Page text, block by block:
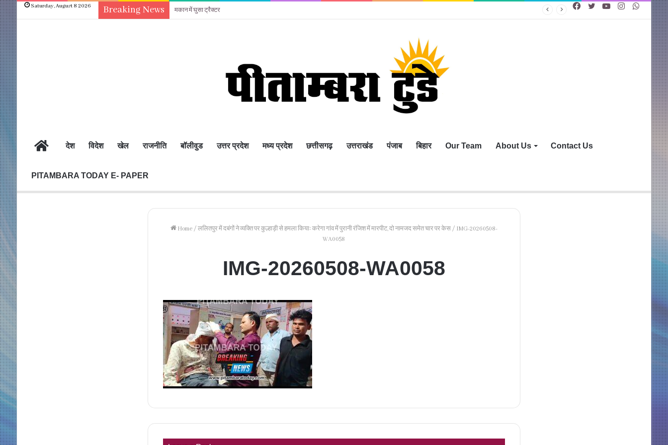
Saturday, August 8 2026 Breaking News मकान में घुसा ट्रैक्टर
Instagram
YouTube
Twitter
Facebook
होम देश विदेश खेल राजनीति बॉलीवुड उत्तर प्रदेश मध्य प्रदेश छत्तीसगढ़ उत्तराखंड पंजाब बिहार Our Team About Us Contact Us
PITAMBARA TODAY E- PAPER
Home / ललितपुर में दबंगों ने व्यक्ति पर कुल्हाड़ी से हमला कियाः करेगा गांव में पुरानी रंजिश में मारपीट, दो नामजद समेत चार पर केस / IMG-20260508-
WA0058
IMG-20260508-WA0058